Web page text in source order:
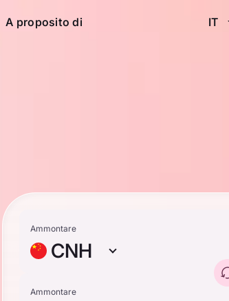
A proposito di IT
Ammontare
CNH
Ammontare